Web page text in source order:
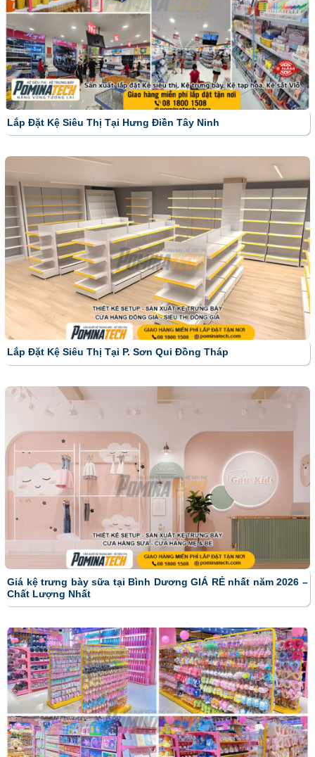
Lắp Đặt Kệ Siêu Thị Tại Hưng Điền Tây Ninh
Lắp Đặt Kệ Siêu Thị Tại P. Sơn Qui Đồng Tháp
Giá kệ trưng bày sữa tại Bình Dương GIÁ RẺ nhất năm 2026 –
Chất Lượng Nhất